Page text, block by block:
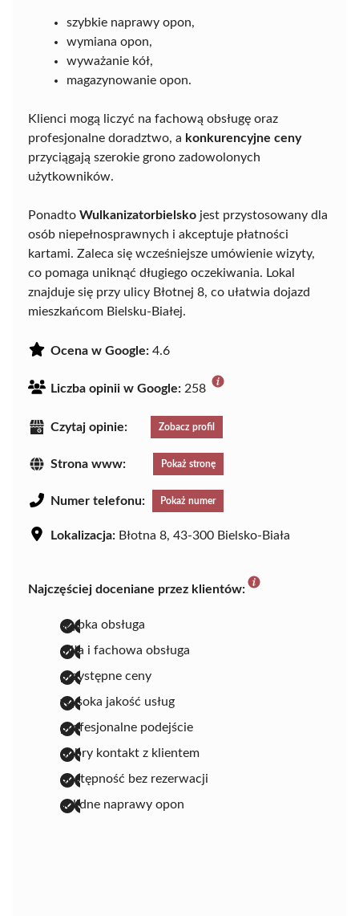
szybkie naprawy opon,
wymiana opon,
wyważanie kół,
magazynowanie opon.
Klienci mogą liczyć na fachową obsługę oraz
profesjonalne doradztwo, a konkurencyjne ceny
przyciągają szerokie grono zadowolonych
użytkowników.
Ponadto Wulkanizatorbielsko jest przystosowany dla
osób niepełnosprawnych i akceptuje płatności
kartami. Zaleca się wcześniejsze umówienie wizyty,
co pomaga uniknąć długiego oczekiwania. Lokal
znajduje się przy ulicy Błotnej 8, co ułatwia dojazd
mieszkańcom Bielsku-Białej.
Ocena w Google: 4.6
Liczba opinii w Google: 258
Czytaj opinie: Zobacz profil
Strona www: Pokaż stronę
Numer telefonu: Pokaż numer
Lokalizacja: Błotna 8, 43-300 Bielsko-Biała
Najczęściej doceniane przez klientów:
szybka obsługa
miła i fachowa obsługa
przystępne ceny
wysoka jakość usług
profesjonalne podejście
dobry kontakt z klientem
dostępność bez rezerwacji
solidne naprawy opon